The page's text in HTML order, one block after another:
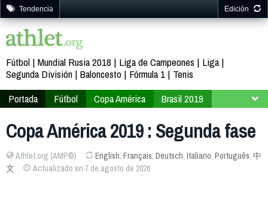
Tendencia Edición
Fútbol Mundial Rusia 2018 Liga de Campeones
Liga
Segunda División Baloncesto Fórmula 1
Tenis
Portada
Fútbol Copa América
Brasil 2019
Copa América 2019 : Segunda fase
Athlet.org (AMP©) English, Français, Deutsch, Italiano, Português, 中
文
Actualizado en 7 de agosto de 2026